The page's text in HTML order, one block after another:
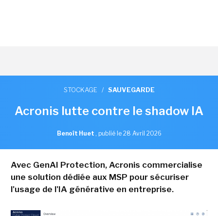
STOCKAGE / SAUVEGARDE
Acronis lutte contre le shadow IA
Benoît Huet , publié le 28 Avril 2026
Avec GenAI Protection, Acronis commercialise
une solution dédiée aux MSP pour sécuriser
l'usage de l'IA générative en entreprise.